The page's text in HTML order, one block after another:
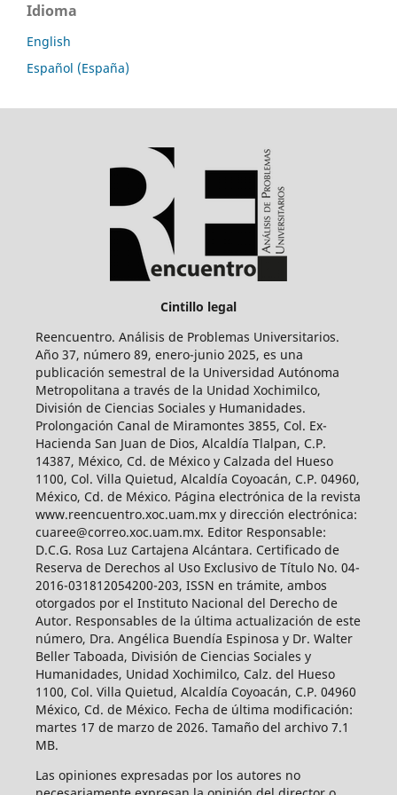
Idioma
English
Español (España)
Cintillo legal
Reencuentro. Análisis de Problemas Universitarios.
Año 37, número 89, enero-junio 2025, es una
publicación semestral de la Universidad Autónoma
Metropolitana a través de la Unidad Xochimilco,
División de Ciencias Sociales y Humanidades.
Prolongación Canal de Miramontes 3855, Col. Ex-
Hacienda San Juan de Dios, Alcaldía Tlalpan, C.P.
14387, México, Cd. de México y Calzada del Hueso
1100, Col. Villa Quietud, Alcaldía Coyoacán, C.P. 04960,
México, Cd. de México. Página electrónica de la revista
www.reencuentro.xoc.uam.mx y dirección electrónica:
cuaree@correo.xoc.uam.mx. Editor Responsable:
D.C.G. Rosa Luz Cartajena Alcántara. Certificado de
Reserva de Derechos al Uso Exclusivo de Título No. 04-
2016-031812054200-203, ISSN en trámite, ambos
otorgados por el Instituto Nacional del Derecho de
Autor. Responsables de la última actualización de este
número, Dra. Angélica Buendía Espinosa y Dr. Walter
Beller Taboada, División de Ciencias Sociales y
Humanidades, Unidad Xochimilco, Calz. del Hueso
1100, Col. Villa Quietud, Alcaldía Coyoacán, C.P. 04960
México, Cd. de México. Fecha de última modificación:
martes 17 de marzo de 2026. Tamaño del archivo 7.1
MB.
Las opiniones expresadas por los autores no